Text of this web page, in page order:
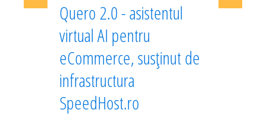
Quero 2.0 - asistentul
virtual AI pentru
eCommerce, susținut de
infrastructura
SpeedHost.ro